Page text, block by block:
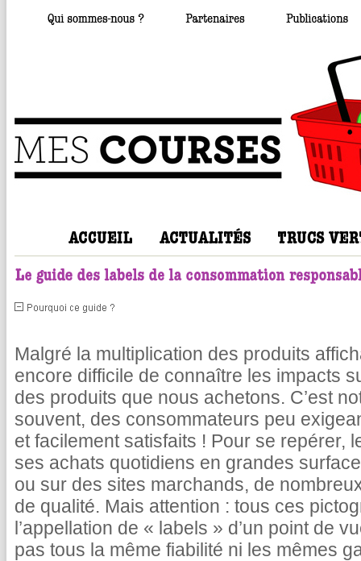
Malgré la multiplication des produits
encore difficile de connaître les impacts
des produits que nous achetons. C’est
souvent, des consommateurs peu
et facilement satisfaits ! Pour se repérer,
ses achats quotidiens en grandes
ou sur des sites marchands, de
de qualité. Mais attention : tous ces
l’appellation de « labels » d’un point de
pas tous la même fiabilité ni les mêmes